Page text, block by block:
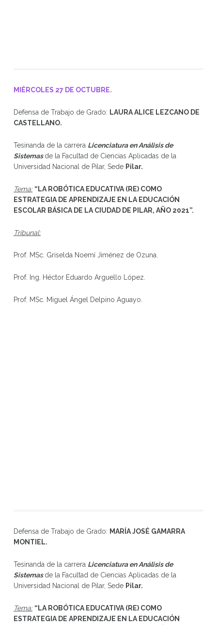
MIÉRCOLES 27 DE OCTUBRE.
Defensa de Trabajo de Grado: LAURA ALICE LEZCANO DE
CASTELLANO.
Tesinanda de la carrera Licenciatura en Análisis de
Sistemas de la Facultad de Ciencias Aplicadas de la
Universidad Nacional de Pilar, Sede Pilar.
Tema: “ LA ROBÓTICA EDUCATIVA (RE) COMO
ESTRATEGIA DE APRENDIZAJE EN LA EDUCACIÓN
ESCOLAR BÁSICA DE LA CIUDAD DE PILAR, AÑO 2021”.
Tribunal:
Prof. MSc. Griselda Noemí Jiménez de Ozuna.
Prof. Ing. Héctor Eduardo Arguello López.
Prof. MSc. Miguel Ángel Delpino Aguayo.
Defensa de Trabajo de Grado: MARÍA JOSÉ GAMARRA
MONTIEL.
Tesinanda de la carrera Licenciatura en Análisis de
Sistemas de la Facultad de Ciencias Aplicadas de la
Universidad Nacional de Pilar, Sede Pilar.
Tema: “ LA ROBÓTICA EDUCATIVA (RE) COMO
ESTRATEGIA DE APRENDIZAJE EN LA EDUCACIÓN